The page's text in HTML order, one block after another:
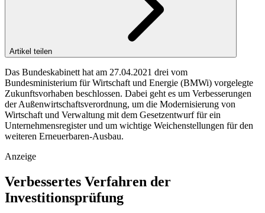
Artikel teilen
Das Bundeskabinett hat am 27.04.2021 drei vom
Bundesministerium für Wirtschaft und Energie (BMWi) vorgelegte
Zukunftsvorhaben beschlossen. Dabei geht es um Verbesserungen
der Außenwirtschaftsverordnung, um die Modernisierung von
Wirtschaft und Verwaltung mit dem Gesetzentwurf für ein
Unternehmensregister und um wichtige Weichenstellungen für den
weiteren Erneuerbaren-Ausbau.
Anzeige
Verbessertes Verfahren der
Investitionsprüfung